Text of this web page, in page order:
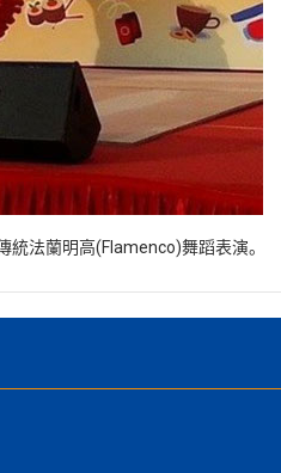
法蘭明高(Flamenco)舞蹈表演。